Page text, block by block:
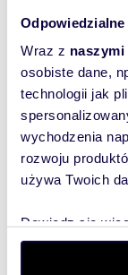
Wraz z
osobiste dane,
technologii jak
wychodzenia
rozwoju
używa Twoich
Dowiedz się
dane są